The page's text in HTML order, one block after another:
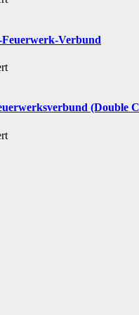
Feuerwerk-
Dream
Lights
83-
Batterie
Feuerwerk-Verbund
für
Flying
Schuss-
(Double
für